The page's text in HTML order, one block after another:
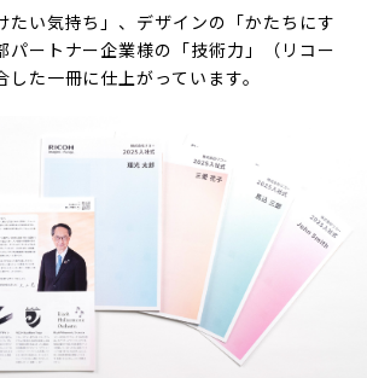
たい気持ち」、デザインの「かたちにす
パートナー企業様の「技術力」（リコー
た一冊に仕上がっています。